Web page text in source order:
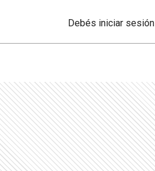
Debés iniciar sesión